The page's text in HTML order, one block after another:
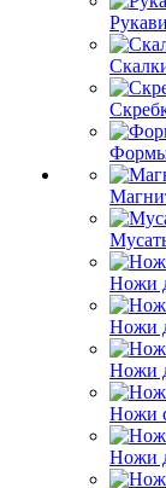
Формы
Ножи
Ножи
Ножи
Ножи
Ножи